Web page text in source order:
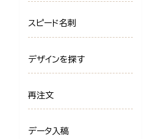
スピード名刺
デザインを探す
再注文
データ入稿